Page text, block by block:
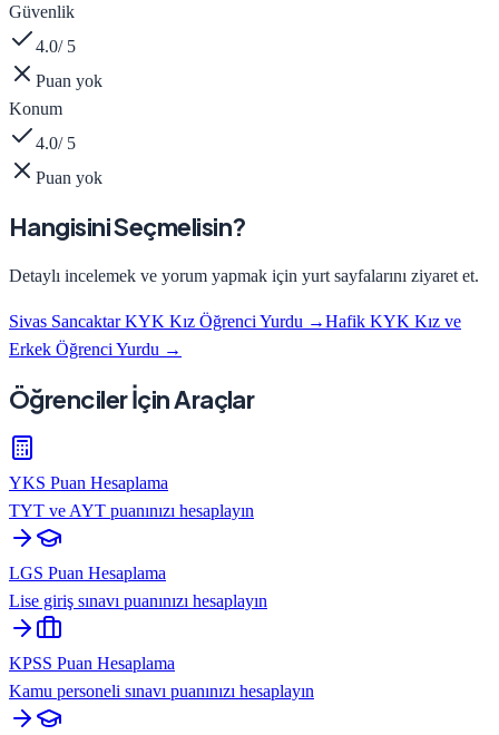
Güvenlik
4.0/ 5
Puan yok
Konum
4.0/ 5
Puan yok
Hangisini Seçmelisin?
Detaylı incelemek ve yorum yapmak için yurt sayfalarını ziyaret et.
Sivas Sancaktar KYK Kız Öğrenci Yurdu →Hafik KYK Kız ve
Erkek Öğrenci Yurdu →
Öğrenciler İçin Araçlar
YKS Puan Hesaplama
TYT ve AYT puanınızı hesaplayın
LGS Puan Hesaplama
Lise giriş sınavı puanınızı hesaplayın
KPSS Puan Hesaplama
Kamu personeli sınavı puanınızı hesaplayın